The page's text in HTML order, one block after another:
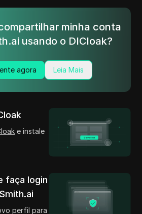
minha conta
usando o DICloak?
agora Leia Mais
e instale
faça login
perfil para